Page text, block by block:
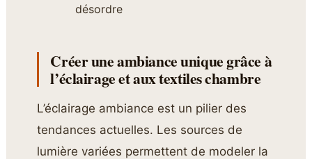
désordre
Créer une ambiance unique grâce à
l’éclairage et aux textiles chambre
L’éclairage ambiance est un pilier des
tendances actuelles. Les sources de
lumière variées permettent de modeler la